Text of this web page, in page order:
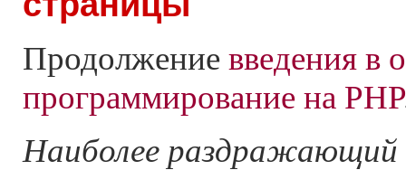
Продолжение введения в
программирование на PHP
Наиболее раздражающий